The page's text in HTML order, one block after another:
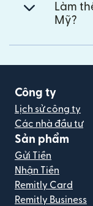
Làm
Mỹ?
Công ty
Lịch sử công ty
Các nhà đầu tư
Sản phẩm
Gửi Tiền
Nhận Tiền
Remitly Card
Remitly Business